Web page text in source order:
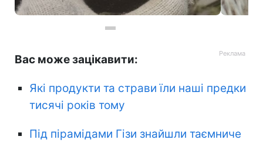
Вас може зацікавити:
Які продукти та страви їли наші предки
тисячі років тому
Під пірамідами Гізи знайшли таємниче